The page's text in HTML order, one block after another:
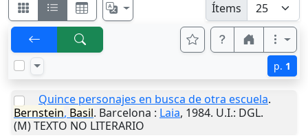
Ítems
p. 1
Quince personajes en busca de otra escuela.
Bernstein, Basil. Barcelona : Laia, 1984. U.I.: DGL.
(M) TEXTO NO LITERARIO